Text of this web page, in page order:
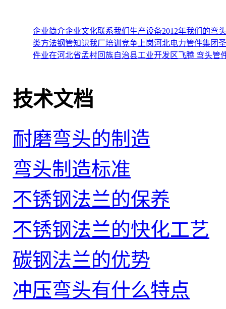
企业简介企业文化联系我们 生产设备2012年我们的弯
类方法钢管知识我厂培训竞争上岗河北电力管件集团
件业在河北省孟村回族自治县工业开发区飞腾 弯头管
技术文档
耐磨弯头的制造
弯头制造标准
不锈钢法兰的保养
不锈钢法兰的快化工艺
碳钢法兰的优势
冲压弯头有什么特点